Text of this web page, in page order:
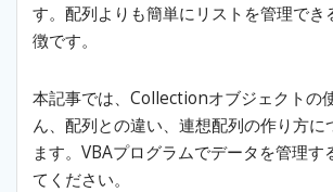
す。配列よりも簡単にリストを管理でき
徴です。
本記事では、Collectionオブジェクトの
ん、配列との違い、連想配列の作り方に
ます。VBAプログラムでデータを管理す
てください。